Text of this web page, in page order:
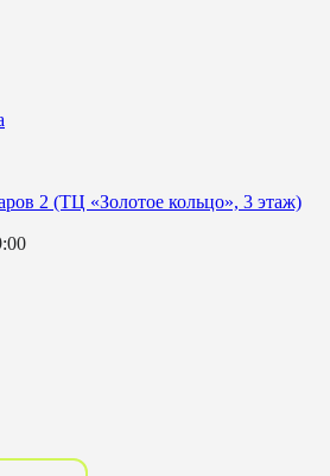
2 (ТЦ «Золотое кольцо», 3 этаж)